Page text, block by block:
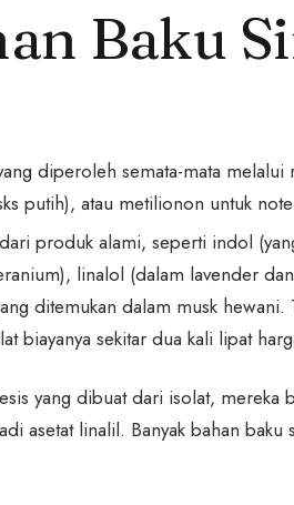
Baku
diperoleh semata-mata melalui
putih), atau metilionon untuk
produk alami, seperti indol
linalol (dalam lavender
ditemukan dalam musk hewani.
biayanya sekitar dua kali lipat
yang dibuat dari isolat, mereka
asetat linalil. Banyak bahan baku